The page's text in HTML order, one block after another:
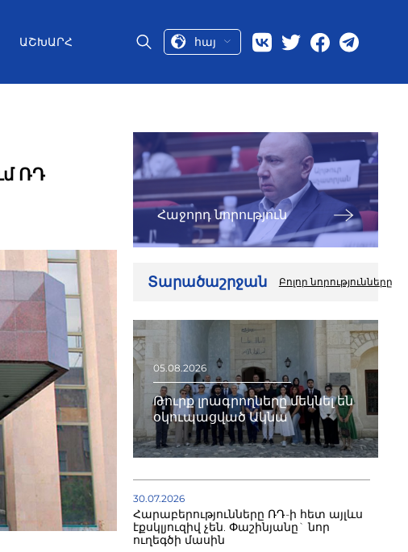
ԱՇԽԱՐՀ հայ
ՌԴ
Հաջորդ նորություն
Տարածաշրջան Բոլոր նորությունները
05.08.2026
Թուրք լրագրողները մեկնել են
օկուպացված Ակնա
30.07.2026
Հարաբերությունները ՌԴ-ի հետ այլևս
էքսկլյուզիվ չեն. Փաշինյանը` նոր
ուղեգծի մասին